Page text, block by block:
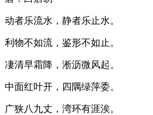
动者乐流水，静者乐止水。
利物不如流，鉴形不如止。
凄清早霜降，淅沥微风起。
中面红叶开，四隅绿萍委。
广狭八九丈，湾环有涯涘。